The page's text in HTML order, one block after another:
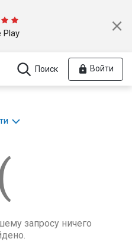
Play
Поиск Войти
запросу ничего